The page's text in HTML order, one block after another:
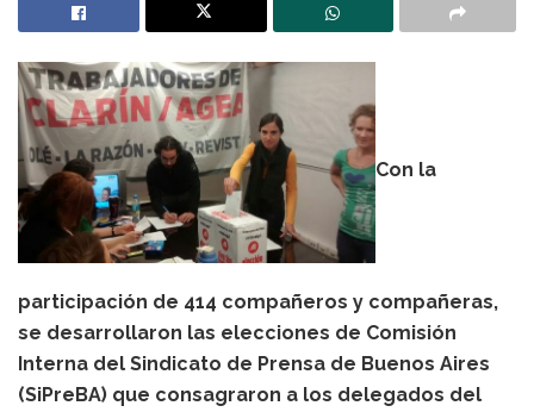
Con la
participación de 414 compañeros y compañeras,
se desarrollaron las elecciones de Comisión
Interna del Sindicato de Prensa de Buenos Aires
(SiPreBA) que consagraron a los delegados del